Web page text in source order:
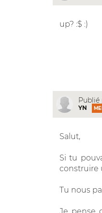
up? :$ :)
Publié
YN
Salut,
Si tu
construire
Tu nous